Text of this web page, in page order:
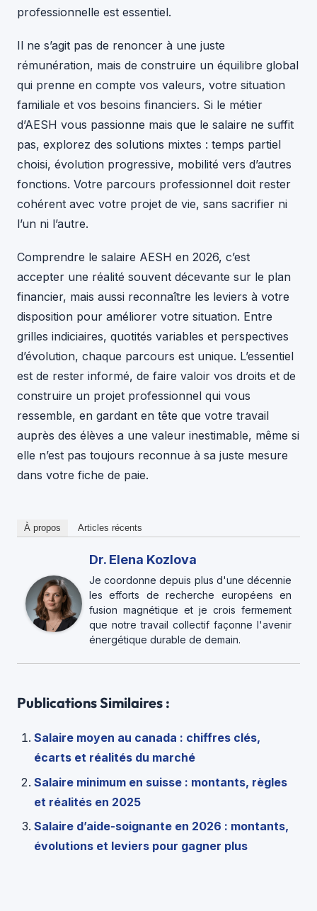
professionnelle est essentiel.
Il ne s’agit pas de renoncer à une juste
rémunération, mais de construire un équilibre global
qui prenne en compte vos valeurs, votre situation
familiale et vos besoins financiers. Si le métier
d’AESH vous passionne mais que le salaire ne suffit
pas, explorez des solutions mixtes : temps partiel
choisi, évolution progressive, mobilité vers d’autres
fonctions. Votre parcours professionnel doit rester
cohérent avec votre projet de vie, sans sacrifier ni
l’un ni l’autre.
Comprendre le salaire AESH en 2026, c’est
accepter une réalité souvent décevante sur le plan
financier, mais aussi reconnaître les leviers à votre
disposition pour améliorer votre situation. Entre
grilles indiciaires, quotités variables et perspectives
d’évolution, chaque parcours est unique. L’essentiel
est de rester informé, de faire valoir vos droits et de
construire un projet professionnel qui vous
ressemble, en gardant en tête que votre travail
auprès des élèves a une valeur inestimable, même si
elle n’est pas toujours reconnue à sa juste mesure
dans votre fiche de paie.
À propos Articles récents
Dr. Elena Kozlova
Je coordonne depuis plus d'une décennie
les efforts de recherche européens en
fusion magnétique et je crois fermement
que notre travail collectif façonne l'avenir
énergétique durable de demain.
Publications Similaires :
Salaire moyen au canada : chiffres clés,
écarts et réalités du marché
Salaire minimum en suisse : montants, règles
et réalités en 2025
Salaire d’aide-soignante en 2026 : montants,
évolutions et leviers pour gagner plus